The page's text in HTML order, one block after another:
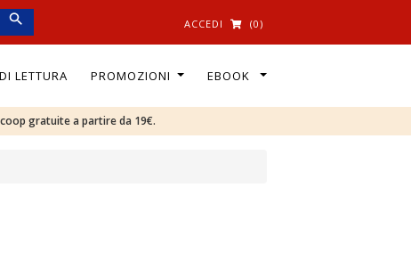
ACCEDI (0)
LETTURA PROMOZIONI EBOOK
gratuite a partire da 19€.